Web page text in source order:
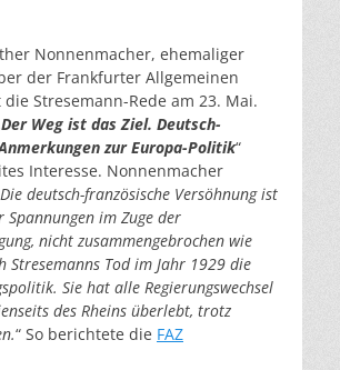
Nonnenmacher, ehemaliger
der Frankfurter Allgemeinen
Stresemann-Rede am 23. Mai.
Der Weg ist das Ziel. Deutsch-
zur Europa-Politik“
Interesse. Nonnenmacher
Die deutsch-französische Versöhnung ist
Spannungen im Zuge der
nicht zusammengebrochen wie
Stresemanns Tod im Jahr 1929 die
Sie hat alle Regierungswechsel
des Rheins überlebt, trotz
“ So berichtete die FAZ